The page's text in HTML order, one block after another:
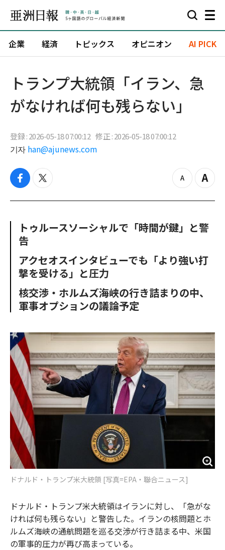
企業 経済 トピックス オピニオン AI PICK
トランプ大統領「イラン、急
がなければ何も残らない」
登録 : 2026-05-18 07:00:12 修正 : 2026-05-18 07:00:12
기자 han@ajunews.com
f
c
o
o
k
t
i
e
z
o
u
Z
o
n
トゥルースソーシャルで「時間が鍵」と警
告
アクセオスインタビューでも「より強い打
撃を受ける」と圧力
核交渉・ホルムズ海峡の行き詰まりの中、
軍事オプションの議論予定
ドナルド・トランプ米大統領 [写真=EPA・聯合ニュース]
ドナルド・トランプ米大統領はイランに対し、「急がな
ければ何も残らない」と警告した。イランの核問題とホ
ルムズ海峡の通航問題を巡る交渉が行き詰まる中、米国
の軍事的圧力が再び高まっている。